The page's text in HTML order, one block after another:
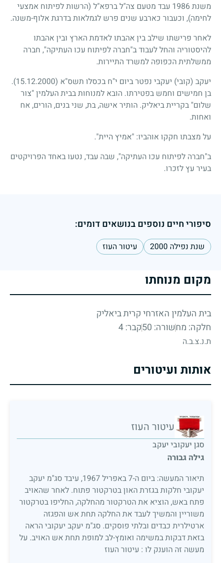
משנת 1986 עבד מטעם צה"ל ברפא"ל (הרשות לפיתוח אמצעי
לחימה), וכעבור כארבע שנים פרש לגמלאות בדרגת אלוף-משנה.
לאחר פרישתו שילב בין אהבתו לאדמת הארץ ובין אהבתו
להיסטוריה והחל לעבוד ב"חברה לפיתוח עכו העתיקה", חברה
ממשלתית הכפופה למשרד התיירות.
יעקב (קובי) יעקבי נפטר ביום י"ח בכסלו תשס"א (15.12.2000)
.
בן חמישים וחמש בפטירתו. הובא למנוחות בבית העלמין "צור
שלום" בקריית ביאליק. הותיר אישה, בת, שני בנים, הורים, אח
ואחות.
על מצבתו חקקו אוהביו: "אמיץ היית".
ב"חברה לפיתוח עכו העתיקה", שבה עבד, נטעו באחד הפרויקטים
בעיר עץ לזכרו.
סיפורי חיים נוספים בנושאים דומים:
שנת נפילה 2000 עיטור העוז
מקום מנוחתו
בית העלמין האזרחי קרית ביאליק
חלקה: מחשורה: 50 קבר: 4
ת.נ.צ.ב.ה
אותות ועיטורים
עיטור העוז
סגן יעקובי יעקב
גילה גבורה
תיאור המעשה: ביום ה-7 באפריל 1967, עיבד סג"מ יעקב
יעקובי חלקות בגזרת האון בטרקטור פתוח. לאחר שהאויב
פתח באש, הוציא את הטרקטור מהחלקה, החליפו בטרקטור
משוריין והמשיך לעבד את החלקה תחת אש והפגזה
ארטילרית כבדים ובלתי פוסקים. סג"מ יעקב יעקובי הראה
בזאת דבקות במשימה ואומץ-לב למופת תחת אש האויב. על
מעשה זה הוענק לו : עיטור העוז